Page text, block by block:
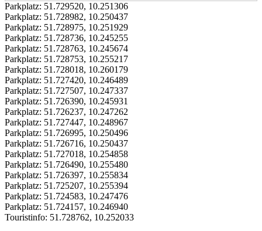
Parkplatz: 51.729520, 10.251306
Parkplatz: 51.728982, 10.250437
Parkplatz: 51.728975, 10.251929
Parkplatz: 51.728736, 10.245255
Parkplatz: 51.728763, 10.245674
Parkplatz: 51.728753, 10.255217
Parkplatz: 51.728018, 10.260179
Parkplatz: 51.727420, 10.246489
Parkplatz: 51.727507, 10.247337
Parkplatz: 51.726390, 10.245931
Parkplatz: 51.726237, 10.247262
Parkplatz: 51.727447, 10.248967
Parkplatz: 51.726995, 10.250496
Parkplatz: 51.726716, 10.250437
Parkplatz: 51.727018, 10.254858
Parkplatz: 51.726490, 10.255480
Parkplatz: 51.726397, 10.255834
Parkplatz: 51.725207, 10.255394
Parkplatz: 51.724583, 10.247476
Parkplatz: 51.724157, 10.246940
Touristinfo: 51.728762, 10.252033